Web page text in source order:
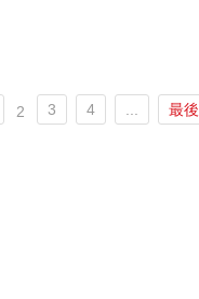
2 3 4 最後